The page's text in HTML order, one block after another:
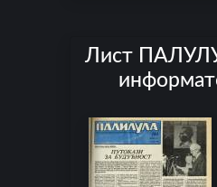
Лист